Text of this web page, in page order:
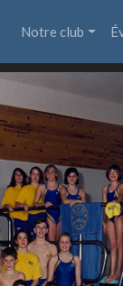
Notre club